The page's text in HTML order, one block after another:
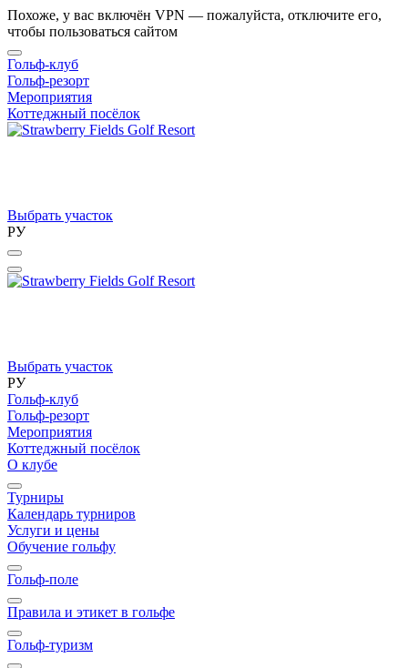
Похоже, у вас включён VPN — пожалуйста, отключите его,
чтобы пользоваться сайтом
Гольф-клуб
Гольф-резорт
Мероприятия
Коттеджный посёлок
Выбрать участок
РУ
Выбрать участок
РУ
Гольф-клуб
Гольф-резорт
Мероприятия
Коттеджный посёлок
О клубе
Турниры
Календарь турниров
Услуги и цены
Обучение гольфу
Гольф-поле
Правила и этикет в гольфе
Гольф-туризм